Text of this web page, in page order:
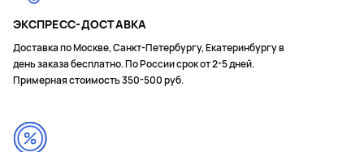
ЭКСПРЕСС-ДОСТАВКА
Доставка по Москве, Санкт-Петербургу, Екатеринбургу в
день заказа бесплатно. По России срок от 2-5 дней.
Примерная стоимость 350-500 руб.